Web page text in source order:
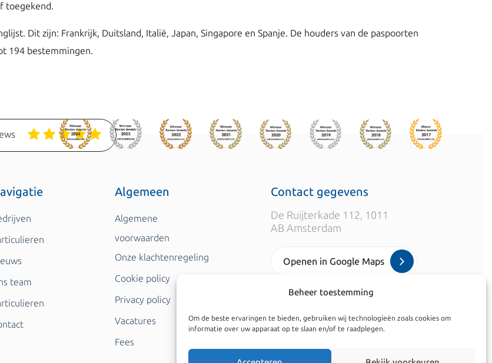
Beheer toestemming
Om de beste ervaringen te bieden, gebruiken wij technologieën zoals cookies om
informatie over uw apparaat op te slaan en/of te raadplegen.
toegekend.
Dit zijn: Frankrijk, Duitsland, Italië, Japan, Singapore en Spanje. De houders van de paspoorten
194 bestemmingen.
team
Algemeen
Algemene
voorwaarden
Onze klachtenregeling
Cookie policy
Privacy policy
Vacatures
Fees
Contact gegevens
De Ruijterkade 112, 1011
AB Amsterdam
Openen in Google Maps
+31 20 520 7050